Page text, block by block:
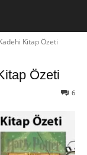
Kitap Özeti
Özeti
6